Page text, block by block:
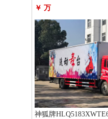
￥ 万
神狐牌